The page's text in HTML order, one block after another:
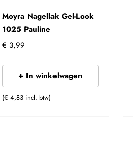
Moyra Nagellak Gel-Look
1025 Pauline
€ 3,99
+ In winkelwagen
(€ 4,83 incl. btw)